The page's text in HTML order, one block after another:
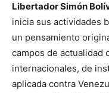
Libertador Simón
inicia sus actividades
un pensamiento
campos de actualidad
internacionales, de
aplicada contra